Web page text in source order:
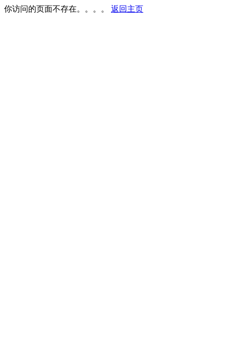
你访问的页面不存在。。。。 返回主页